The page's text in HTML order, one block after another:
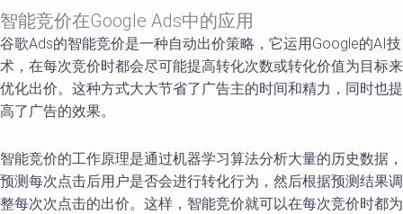
智能竞价在Google Ads中的应用
谷歌Ads的智能竞价是一种自动出价策略，它运用Google的AI技
术，在每次竞价时都会尽可能提高转化次数或转化价值为目标来
优化出价。这种方式大大节省了广告主的时间和精力，同时也提
高了广告的效果。
智能竞价的工作原理是通过机器学习算法分析大量的历史数据，
预测每次点击后用户是否会进行转化行为，然后根据预测结果调
整每次次点击的出价。这样，智能竞价就可以在每次竞价时都为